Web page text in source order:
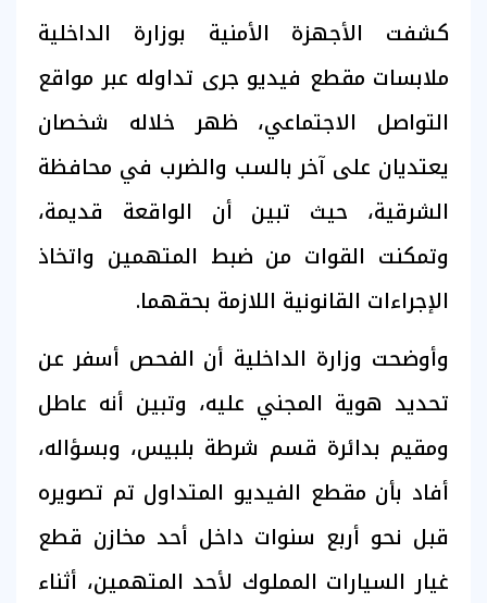
كشفت الأجهزة الأمنية بوزارة الداخلية
ملابسات مقطع فيديو جرى تداوله عبر مواقع
التواصل الاجتماعي، ظهر خلاله شخصان
يعتديان على آخر بالسب والضرب في محافظة
الشرقية، حيث تبين أن الواقعة قديمة،
وتمكنت القوات من ضبط المتهمين واتخاذ
الإجراءات القانونية اللازمة بحقهما.
وأوضحت وزارة الداخلية أن الفحص أسفر عن
تحديد هوية المجني عليه، وتبين أنه عاطل
ومقيم بدائرة قسم شرطة بلبيس، وبسؤاله،
أفاد بأن مقطع الفيديو المتداول تم تصويره
قبل نحو أربع سنوات داخل أحد مخازن قطع
غيار السيارات المملوك لأحد المتهمين، أثناء